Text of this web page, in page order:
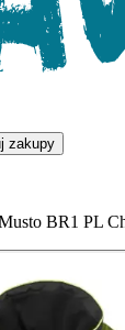
zakupy
BR1 PL